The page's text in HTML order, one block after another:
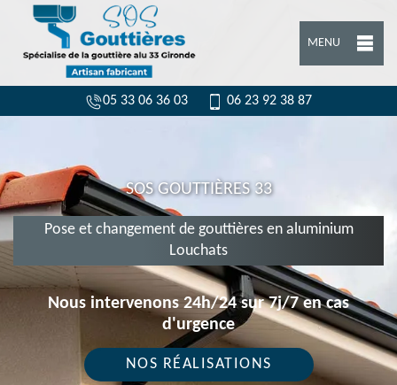
MENU
05 33 06 36 03 06 23 92 38 87
SOS GOUTTIÈRES 33
Pose et changement de gouttières en aluminium
Louchats
Nous intervenons 24h/24 sur 7j/7 en cas
d'urgence
NOS RÉALISATIONS